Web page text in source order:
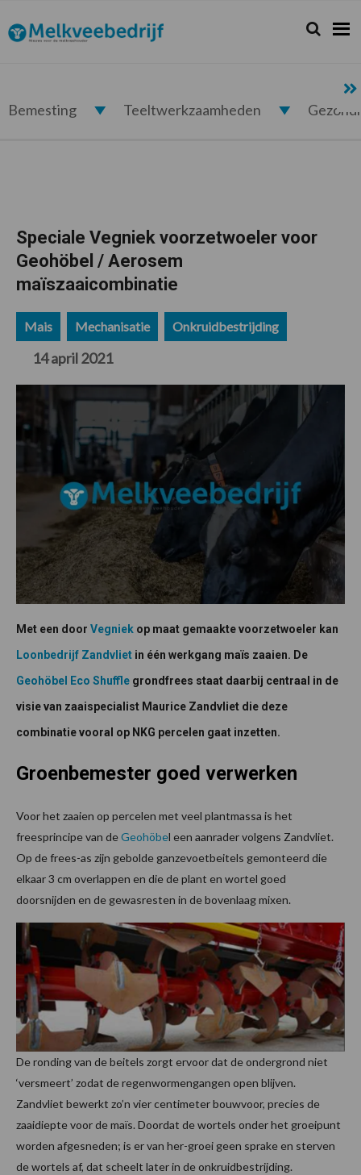
de
hoofdnavigatie
de
hoofd
de
eerste
de
voettekst
Melkveebedrijf.nl Zoeken...
Zoek
Bemesting Teeltwerkzaamheden
Speciale Vegniek voorzetwoeler voor
Geohöbel / Aerosem
maïszaaicombinatie
Mais Mechanisatie Onkruidbestrijding
14 april 2021
Met een door Vegniek op maat gemaakte voorzetwoeler kan
Loonbedrijf Zandvliet in één werkgang maïs zaaien. De
Geohöbel Eco Shuffle grondfrees staat daarbij centraal in de
visie van zaaispecialist Maurice Zandvliet die deze
combinatie vooral op NKG percelen gaat inzetten.
Groenbemester goed verwerken
Voor het zaaien op percelen met veel plantmassa is het
freesprincipe van deGeohöbel een aanrader volgens Zandvliet.
Op de frees-as zijn gebolde ganzevoetbeitels gemonteerd die
elkaar 3 cm overlappen en die de plant en wortel goed
doorsnijden en de gewasresten in de bovenlaag mixen.
De ronding van de beitels zorgt ervoor dat de ondergrond niet
‘versmeert’ zodat de regenwormengangen open blijven.
Zandvliet bewerkt zo’n vier centimeter bouwvoor, precies de
zaaidiepte voor de maïs. Doordat de wortels onder het groeipunt
worden afgesneden; is er van her-groei geen sprake en sterven
de wortels af, dat scheelt later in de onkruidbestrijding.